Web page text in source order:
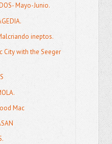
Mayo-Junio.
ineptos.
City with the Seeger
Mac